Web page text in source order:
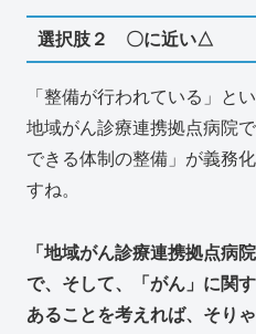
選択肢２ 〇に近い△
「整備が行われている」と
地域がん診療連携拠点病院
できる体制の整備」が義務
すね。
「地域がん診療連携拠点病
で、そして、「がん」に関
あることを考えれば、そり